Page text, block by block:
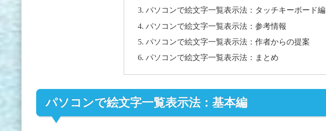
パソコンで絵文字一覧表示法：タッチキーボード編
パソコンで絵文字一覧表示法：参考情報
パソコンで絵文字一覧表示法：作者からの提案
パソコンで絵文字一覧表示法：まとめ
パソコンで絵文字一覧表示法：基本編